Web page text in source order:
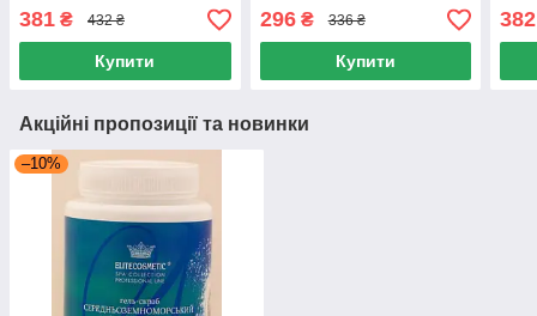
381 ₴ 432 ₴
Купити
296₴ 336 ₴
Купити
382
Акційні пропозиції та новинки
–10%